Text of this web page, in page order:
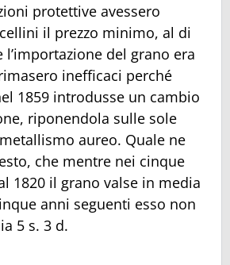
protettive avessero
il prezzo minimo, al di
del grano era
inefficaci perché
1859 introdusse un cambio
riponendola sulle sole
aureo. Quale ne
che mentre nei cinque
1820 il grano valse in media
anni seguenti esso non
5 s. 3 d.